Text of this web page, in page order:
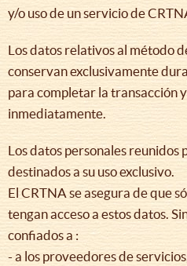
y/o uso de un servicio de
Los datos relativos al método
conservan exclusivamente
para completar la transacción
inmediatamente.
Los datos personales reunidos
destinados a su uso exclusivo.
El CRTNA se asegura de que
tengan acceso a estos datos.
confiados a :
- a los proveedores de